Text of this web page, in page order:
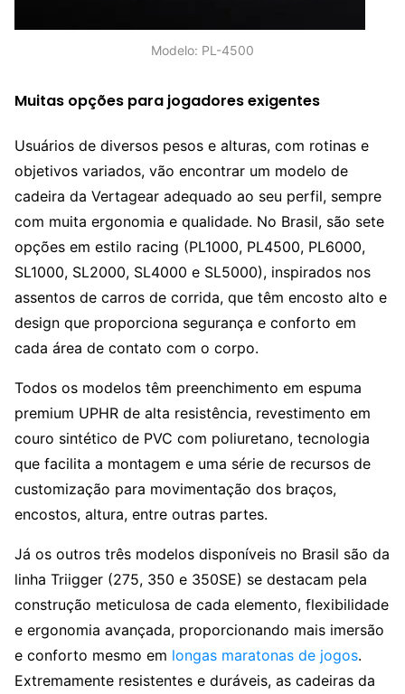
Modelo: PL-4500
Muitas opções para jogadores exigentes
Usuários de diversos pesos e alturas, com rotinas e
objetivos variados, vão encontrar um modelo de
cadeira da Vertagear adequado ao seu perfil, sempre
com muita ergonomia e qualidade. No Brasil, são sete
opções em estilo racing (PL1000, PL4500, PL6000,
SL1000, SL2000, SL4000 e SL5000), inspirados nos
assentos de carros de corrida, que têm encosto alto e
design que proporciona segurança e conforto em
cada área de contato com o corpo.
Todos os modelos têm preenchimento em espuma
premium UPHR de alta resistência, revestimento em
couro sintético de PVC com poliuretano, tecnologia
que facilita a montagem e uma série de recursos de
customização para movimentação dos braços,
encostos, altura, entre outras partes.
Já os outros três modelos disponíveis no Brasil são da
linha Triigger (275, 350 e 350SE) se destacam pela
construção meticulosa de cada elemento, flexibilidade
e ergonomia avançada, proporcionando mais imersão
e conforto mesmo em longas maratonas de jogos.
Extremamente resistentes e duráveis, as cadeiras da